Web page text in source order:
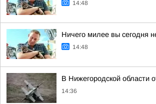
14:48
Ничего милее вы сегодня
14:48
В Нижегородской области
14:36